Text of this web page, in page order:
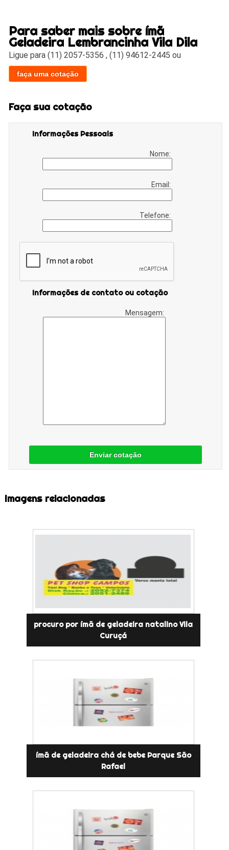
Para saber mais sobre ímã
Geladeira Lembrancinha Vila Dila
Ligue para(11) 2057-5356 ,(11) 94612-2445 ou
faça uma cotação
Faça sua cotação
Informações Pessoais
Nome:
Email:
Telefone:
Informações de contato ou cotação
Mensagem:
Enviar cotação
Imagens relacionadas
procuro por ímã de geladeira natalino Vila
Curuçá
ímã de geladeira chá de bebe Parque São
Rafael